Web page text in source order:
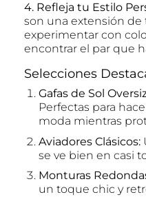
4. Refleja tu Estilo
son una extensión de
experimentar con
encontrar el par que
Selecciones
Gafas de Sol
Perfectas para
moda mientras
Aviadores Clásicos:
se ve bien en casi
Monturas
un toque chic y